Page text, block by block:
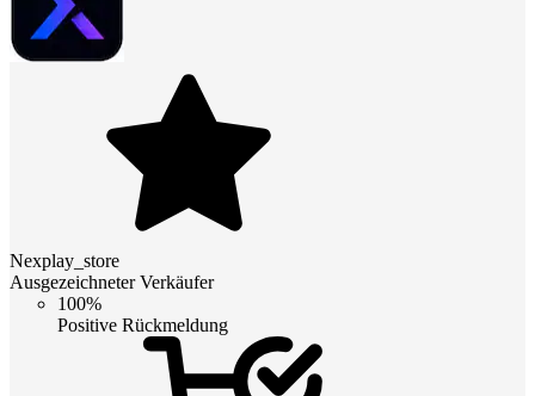
Nexplay_store
Ausgezeichneter Verkäufer
100%
Positive Rückmeldung